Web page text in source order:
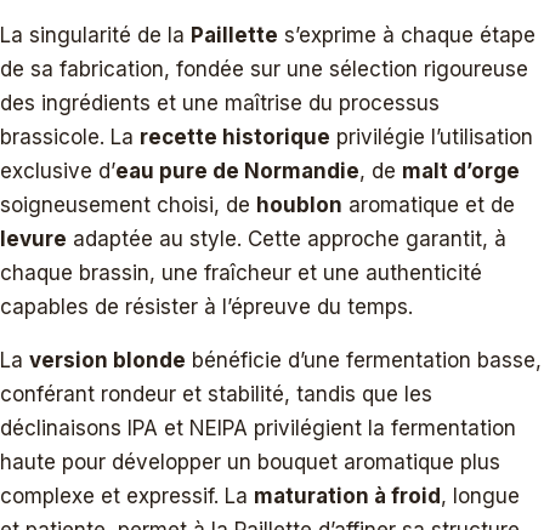
La singularité de la Paillette s’exprime à chaque étape
de sa fabrication, fondée sur une sélection rigoureuse
des ingrédients et une maîtrise du processus
brassicole. La recette historique privilégie l’utilisation
exclusive d’eau pure de Normandie, de malt d’orge
soigneusement choisi, de houblon aromatique et de
levure adaptée au style. Cette approche garantit, à
chaque brassin, une fraîcheur et une authenticité
capables de résister à l’épreuve du temps.
La version blonde bénéficie d’une fermentation basse,
conférant rondeur et stabilité, tandis que les
déclinaisons IPA et NEIPA privilégient la fermentation
haute pour développer un bouquet aromatique plus
complexe et expressif. La maturation à froid, longue